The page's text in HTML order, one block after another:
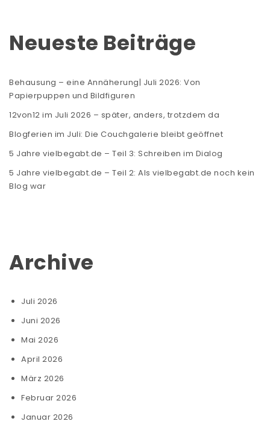
Neueste Beiträge
Behausung – eine Annäherung| Juli 2026: Von
Papierpuppen und Bildfiguren
12von12 im Juli 2026 – später, anders, trotzdem da
Blogferien im Juli: Die Couchgalerie bleibt geöffnet
5 Jahre vielbegabt.de – Teil 3: Schreiben im Dialog
5 Jahre vielbegabt.de – Teil 2: Als vielbegabt.de noch kein
Blog war
Archive
Juli 2026
Juni 2026
Mai 2026
April 2026
März 2026
Februar 2026
Januar 2026